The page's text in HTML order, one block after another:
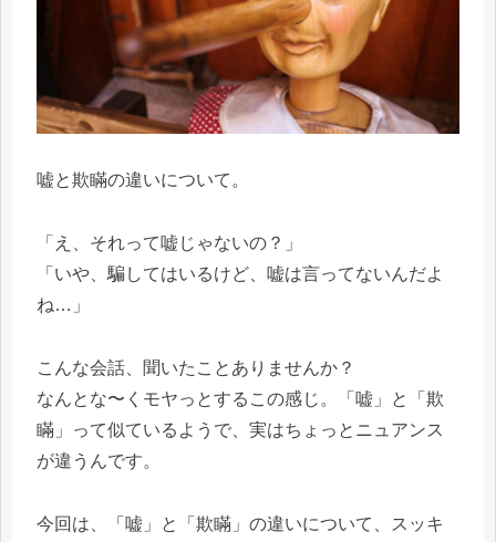
嘘と欺瞞の違いについて。
「え、それって嘘じゃないの？」
「いや、騙してはいるけど、嘘は言ってないんだよ
ね…」
こんな会話、聞いたことありませんか？
なんとな〜くモヤっとするこの感じ。「嘘」と「欺
瞞」って似ているようで、実はちょっとニュアンス
が違うんです。
今回は、「嘘」と「欺瞞」の違いについて、スッキ